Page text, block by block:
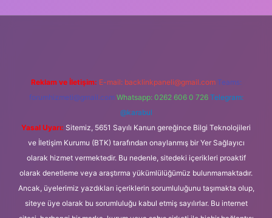
Reklam ve İletişim: E-mail: backlinkpaneli@gmail.com Teams:
forumhizmeti@gmail.com Whatsapp: 0262 606 0 726 Telegram:
@karabul
Yasal Uyarı: Sitemiz, 5651 Sayılı Kanun gereğince Bilgi Teknolojileri
ve İletişim Kurumu (BTK) tarafından onaylanmış bir Yer Sağlayıcı
olarak hizmet vermektedir. Bu nedenle, sitedeki içerikleri proaktif
olarak denetleme veya araştırma yükümlülüğümüz bulunmamaktadır.
Ancak, üyelerimiz yazdıkları içeriklerin sorumluluğunu taşımakta olup,
siteye üye olarak bu sorumluluğu kabul etmiş sayılırlar. Bu internet